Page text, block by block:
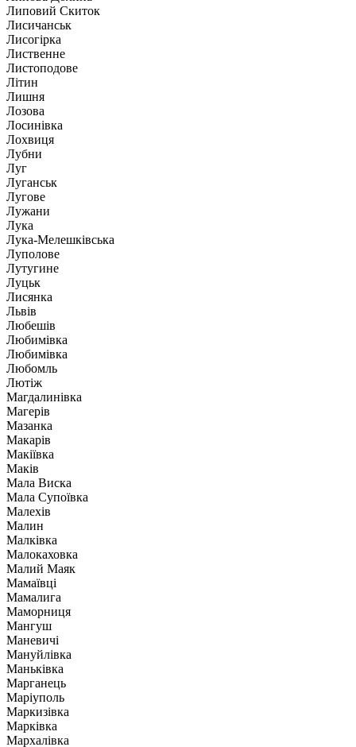
Липовий Скиток
Лисичанськ
Лисогірка
Лиственне
Листоподове
Літин
Лишня
Лозова
Лосинівка
Лохвиця
Лубни
Луг
Луганськ
Лугове
Лужани
Лука
Лука-Мелешківська
Луполове
Лутугине
Луцьк
Лисянка
Львів
Любешів
Любимівка
Любимівка
Любомль
Лютіж
Магдалинівка
Магерів
Мазанка
Макарів
Макіївка
Маків
Мала Виска
Мала Супоївка
Малехів
Малин
Малківка
Малокаховка
Малий Маяк
Мамаївці
Мамалига
Маморниця
Мангуш
Маневичі
Мануйлівка
Маньківка
Марганець
Маріуполь
Маркизівка
Марківка
Мархалівка